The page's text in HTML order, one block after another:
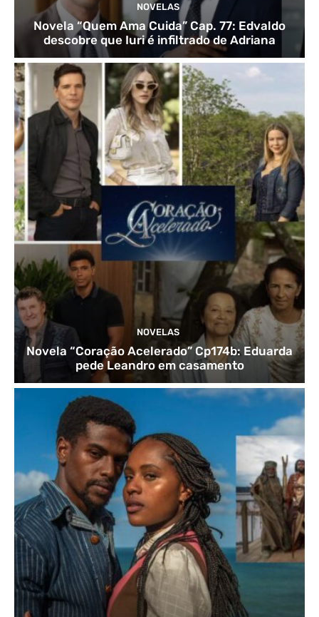
NOVELAS
Novela “Quem Ama Cuida” Cap. 77: Edvaldo
descobre que Iuri é infiltrado de Adriana
NOVELAS
Novela “Coração Acelerado” Cp174b: Eduarda
pede Leandro em casamento